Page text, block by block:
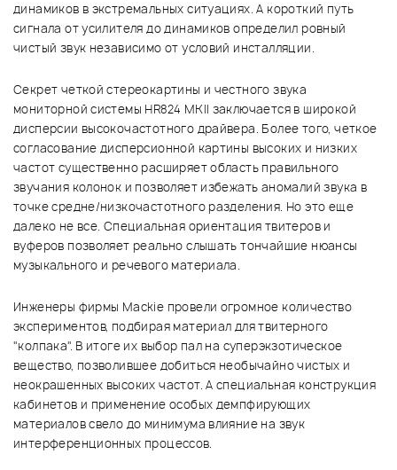
динамиков в экстремальных ситуациях. А короткий путь
сигнала от усилителя до динамиков определил ровный
чистый звук независимо от условий инсталляции.
Секрет четкой стереокартины и честного звука
мониторной системы HR824 MKII заключается в широкой
дисперсии высокочастотного драйвера. Более того, четкое
согласование дисперсионной картины высоких и низких
частот существенно расширяет область правильного
звучания колонок и позволяет избежать аномалий звука в
точке средне/низкочастотного разделения. Но это еще
далеко не все. Специальная ориентация твитеров и
вуферов позволяет реально слышать тончайшие нюансы
музыкального и речевого материала.
Инженеры фирмы Mackie провели огромное количество
экспериментов, подбирая материал для твитерного
"колпака". В итоге их выбор пал на суперэкзотическое
вещество, позволившее добиться необычайно чистых и
неокрашенных высоких частот. А специальная конструкция
кабинетов и применение особых демпфирующих
материалов свело до минимума влияние на звук
интерференционных процессов.